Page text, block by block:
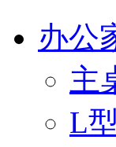
办公
主
L